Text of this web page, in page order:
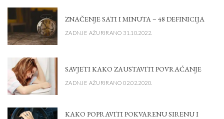
ZNAČENJE SATI I MINUTA – 48 DEFINICIJA
ZADNJE AŽURIRANO 31.10.2022.
SAVJETI KAKO ZAUSTAVITI POVRAĆANJE
ZADNJE AŽURIRANO 02.02.2020.
KAKO POPRAVITI POKVARENU SIRENU I